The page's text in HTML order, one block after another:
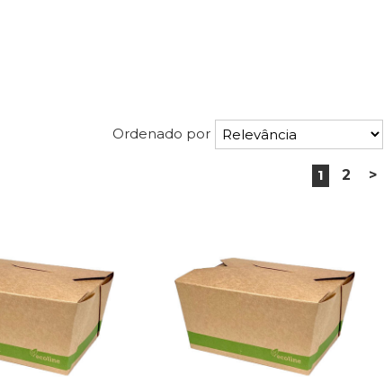
Ordenado por
1 2 >